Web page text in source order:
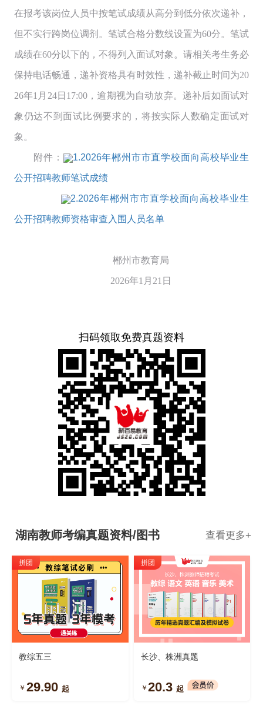
在报考该岗位人员中按笔试成绩从高分到低分依次递补，
但不实行跨岗位调剂。笔试合格分数线设置为60分。笔试
成绩在60分以下的，不得列入面试对象。请相关考生务必
保持电话畅通，递补资格具有时效性，递补截止时间为20
26年1月24日17:00，逾期视为自动放弃。递补后如面试对
象仍达不到面试比例要求的，将按实际人数确定面试对
象。
附件： 1.2026年郴州市市直学校面向高校毕业生
公开招聘教师笔试成绩
2.2026年郴州市市直学校面向高校毕业生
公开招聘教师资格审查入围人员名单
郴州市教育局
2026年1月21日
扫码领取免费真题资料
湖南教师考编真题资料/图书 查看更多+
拼团
教综五三
￥ 29.90 起
拼团
长沙、株洲真题
￥ 20.3 起